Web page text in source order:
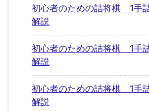
初心者のための詰将棋 1手
解説
初心者のための詰将棋 1手
解説
初心者のための詰将棋 1手
解説